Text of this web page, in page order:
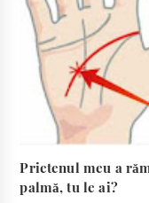
Prietenul meu a
palmă, tu le ai?